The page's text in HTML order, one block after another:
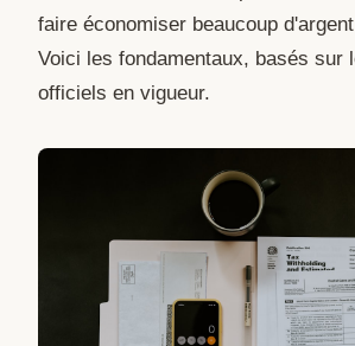
faire économiser beaucoup
Voici les fondamentaux, basés sur
officiels en vigueur.